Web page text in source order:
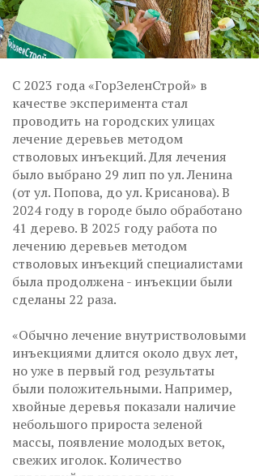
С 2023 года «ГорЗеленСтрой» в
качестве эксперимента стал
проводить на городских улицах
лечение деревьев методом
стволовых инъекций. Для лечения
было выбрано 29 лип по ул. Ленина
(от ул. Попова, до ул. Крисанова). В
2024 году в городе было обработано
41 дерево. В 2025 году работа по
лечению деревьев методом
стволовых инъекций специалистами
была продолжена - инъекции были
сделаны 22 раза.
«Обычно лечение внутристволовыми
инъекциями длится около двух лет,
но уже в первый год результаты
были положительными. Например,
хвойные деревья показали наличие
небольшого прироста зеленой
массы, появление молодых веток,
свежих иголок. Количество